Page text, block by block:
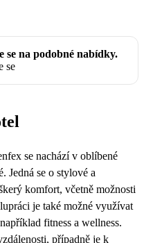
se na podobné nabídky.
se
se nachází v oblíbené
Jedná se o stylové a
komfort, včetně možnosti
je také možné využívat
fitness a wellness.
případně je k